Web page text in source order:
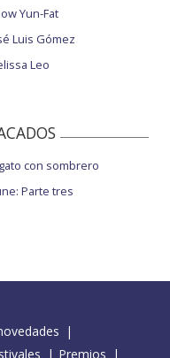
Yun-Fat
Luis Gómez
Leo
con sombrero
Parte tres
Premios